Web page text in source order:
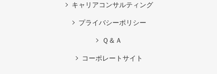
キャリアコンサルティング
プライバシーポリシー
Ｑ＆Ａ
コーポレートサイト